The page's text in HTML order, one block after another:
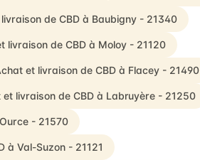
de CBD à Baubigny - 21340
livraison de CBD à Moloy - 21120
et livraison de CBD à Flacey - 21490
et livraison de CBD à Labruyère - 21250
- 21570
à Val-Suzon - 21121